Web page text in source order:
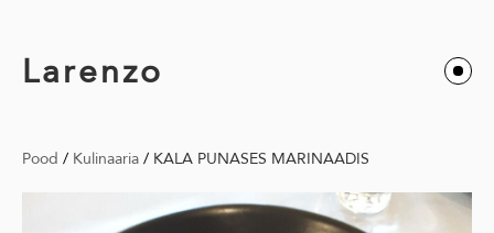
Larenzo
Pood / Kulinaaria / KALA PUNASES MARINAADIS